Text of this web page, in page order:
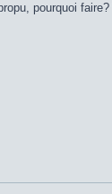
pourquoi faire?